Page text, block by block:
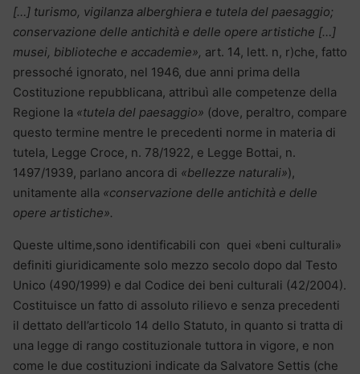
[…] turismo, vigilanza alberghiera e tutela del paesaggio;
conservazione delle antichità e delle opere artistiche […]
musei, biblioteche e accademie», art. 14, lett. n, r)che, fatto
pressoché ignorato, nel 1946, due anni prima della
Costituzione repubblicana, attribuì alle competenze della
Regione la «tutela del paesaggio» (dove, peraltro, compare
questo termine mentre le precedenti norme in materia di
tutela, Legge Croce, n. 78/1922, e Legge Bottai, n.
1497/1939, parlano ancora di «bellezze naturali»),
unitamente alla «conservazione delle antichità e delle
opere artistiche».
Queste ultime,sono identificabili con quei «beni culturali»
definiti giuridicamente solo mezzo secolo dopo dal Testo
Unico (490/1999) e dal Codice dei beni culturali (42/2004).
Costituisce un fatto di assoluto rilievo e senza precedenti
il dettato dell’articolo 14 dello Statuto, in quanto si tratta di
una legge di rango costituzionale tuttora in vigore, e non
come le due costituzioni indicate da Salvatore Settis (che